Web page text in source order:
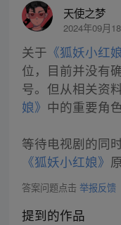
天使之梦
2024年09月
关于 《狐妖小红
位，目前并没有
号。但从相关资
娘》 中的重要角
等待电视剧的同
《狐妖小红娘》
答案问题点击 举报反馈
提到的作品